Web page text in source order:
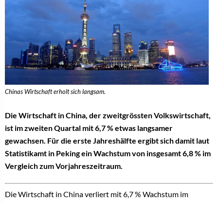
Chinas Wirtschaft erholt sich langsam.
Die Wirtschaft in China, der zweitgrössten Volkswirtschaft,
ist im zweiten Quartal mit 6,7 % etwas langsamer
gewachsen. Für die erste Jahreshälfte ergibt sich damit laut
Statistikamt in Peking ein Wachstum von insgesamt 6,8 % im
Vergleich zum Vorjahreszeitraum.
Die Wirtschaft in China verliert mit 6,7 % Wachstum im